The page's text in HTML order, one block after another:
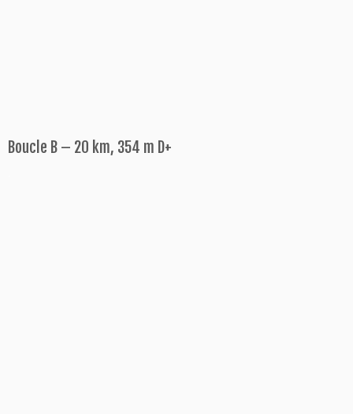
Boucle B – 20 km, 354 m D+